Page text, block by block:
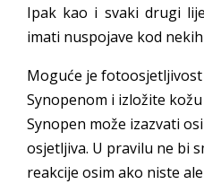
Ipak kao i svaki drugi
imati nuspojave kod
Moguće je
Synopenom i izložite
Synopen može izazvati
osjetljiva. U pravilu ne bi
reakcije osim ako niste